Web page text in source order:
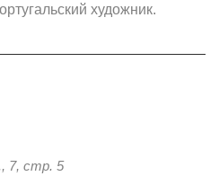
художник.
7, стр. 5